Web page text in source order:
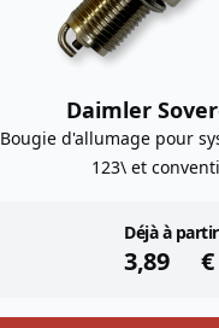
Daimler
Bougie d'allumage pour
123\ et
Déjà à
3,89 €
instock